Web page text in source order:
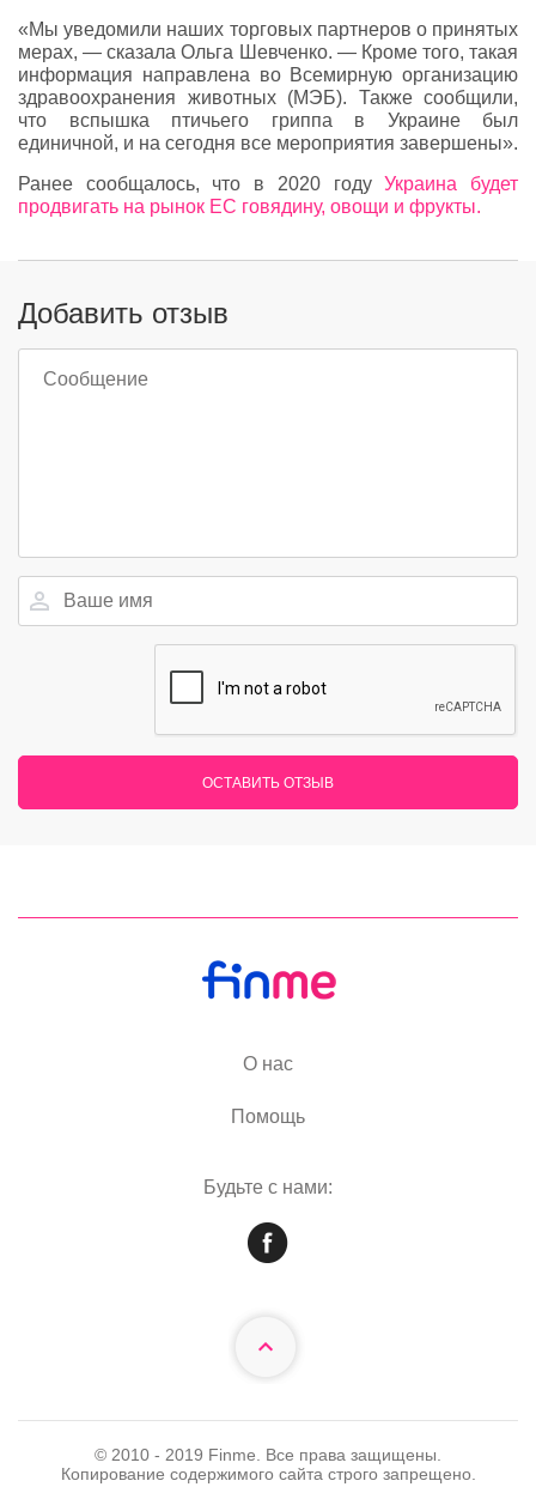
«Мы уведомили наших торговых партнеров о принятых
мерах, — сказала Ольга Шевченко. — Кроме того, такая
информация направлена во Всемирную организацию
здравоохранения животных (МЭБ). Также сообщили,
что вспышка птичьего гриппа в Украине был
единичной, и на сегодня все мероприятия завершены».
Ранее сообщалось, что в 2020 годуУкраина будет
продвигать на рынок ЕС говядину, овощи и фрукты.
Добавить отзыв
ОСТАВИТЬ ОТЗЫВ
О нас
Помощь
Будьте с нами:
© 2010 - 2019 Finme. Все права защищены.
Копирование содержимого сайта строго запрещено.